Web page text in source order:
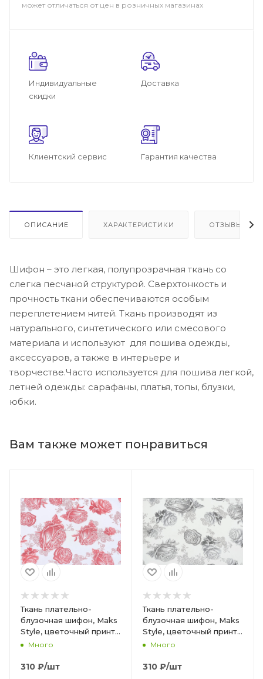
может отличаться от цен в розничных магазинах
Индивидуальные
скидки
Доставка
Клиентский сервис Гарантия качества
ОПИСАНИЕ ХАРАКТЕРИСТИКИ ОТЗЫВЫ
Шифон – это легкая, полупрозрачная ткань со
слегка песчаной структурой. Сверхтонкость и
прочность ткани обеспечиваются особым
переплетением нитей. Ткань производят из
натурального, синтетического или смесового
материала и используют для пошива одежды,
аксессуаров, а также в интерьере и
творчестве.Часто используется для пошива легкой,
летней одежды: сарафаны, платья, топы, блузки,
юбки.
Вам также может понравиться
Ткань плательно-
блузочная шифон, Maks
Style, цветочный принт,
арт 3778 D-1009990 C-2
Много
310 ₽/шт
Ткань плательно-
блузочная шифон, Maks
Style, цветочный принт,
арт 3778 D-1009990 C-3
Много
310 ₽/шт